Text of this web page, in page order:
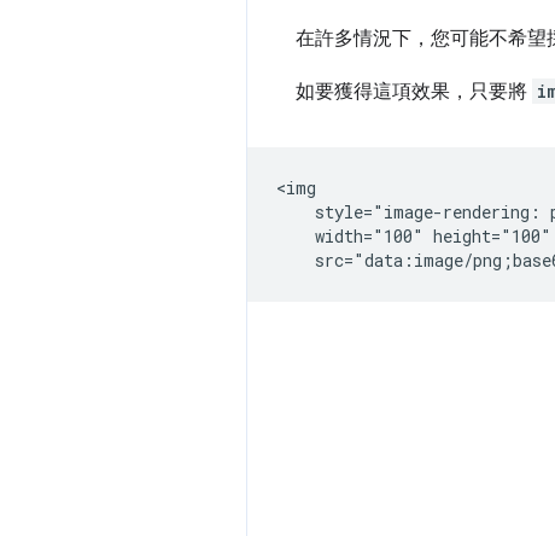
在許多情況下，您可能不希
如要獲得這項效果，只要將
<img
style="image-rendering:
    width="100" height="100"